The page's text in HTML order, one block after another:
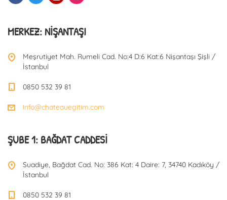
MERKEZ: NIŞANTAŞI
Meşrutiyet Mah. Rumeli Cad. No:4 D:6 Kat:6 Nişantaşı Şişli /
İstanbul
0850 532 39 81
info@chateauegitim.com
ŞUBE 1: BAĞDAT CADDESI
Suadiye, Bağdat Cad. No: 386 Kat: 4 Daire: 7, 34740 Kadıköy /
İstanbul
0850 532 39 81